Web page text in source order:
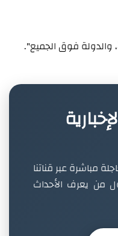
والدولة فوق الجميع".
مباشرة عبر قناتنا
من يعرف الأحداث